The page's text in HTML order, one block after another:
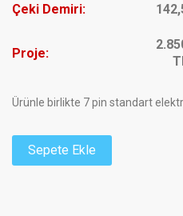
Çeki Demiri:
Proje:
Ürünle birlikte 7 pin standart
Sepete Ekle